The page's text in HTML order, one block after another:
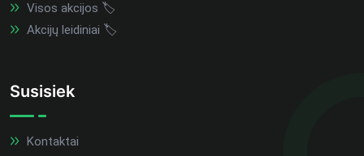
Visos akcijos 🏷️
Akcijų leidiniai 🏷️
Susisiek
Kontaktai